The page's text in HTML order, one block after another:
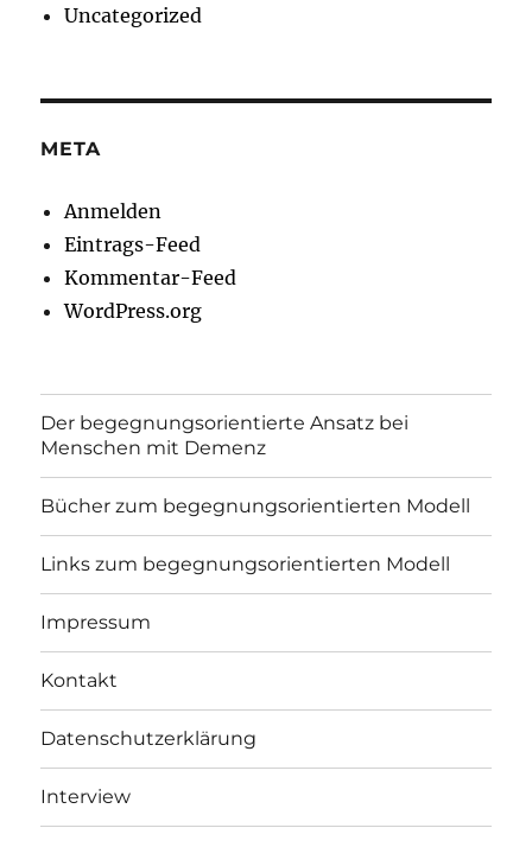
Uncategorized
META
Anmelden
Eintrags-Feed
Kommentar-Feed
WordPress.org
Der begegnungsorientierte Ansatz bei
Menschen mit Demenz
Bücher zum begegnungsorientierten Modell
Links zum begegnungsorientierten Modell
Impressum
Kontakt
Datenschutzerklärung
Interview